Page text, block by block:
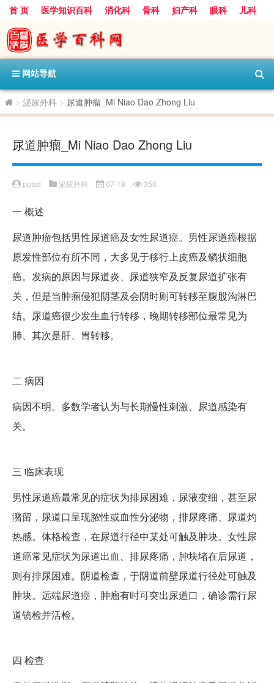
首 页 医学知识百科 消化科 骨科 妇产科 眼科
儿科
心血管病科
呼吸科 神经科
内分泌科
口腔科
网站导航
> 泌尿外科 > 尿道肿瘤_Mi Niao Dao Zhong Liu
尿道肿瘤_Mi Niao Dao Zhong Liu
pptsd 泌尿外科 07-18 350
一 概述
尿道肿瘤包括男性尿道癌及女性尿道癌。男性尿道癌根据
原发性部位有所不同，大多见于移行上皮癌及鳞状细胞
癌。发病的原因与尿道炎、尿道狭窄及反复尿道扩张有
关，但是当肿瘤侵犯阴茎及会阴时则可转移至腹股沟淋巴
结。尿道癌很少发生血行转移，晚期转移部位最常见为
肺、其次是肝、胃转移。
二 病因
病因不明。多数学者认为与长期慢性刺激、尿道感染有
关。
三 临床表现
男性尿道癌最常见的症状为排尿困难，尿液变细，甚至尿
潴留，尿道口呈现脓性或血性分泌物，排尿疼痛、尿道灼
热感。体格检查，在尿道行径中某处可触及肿块。女性尿
道癌常见症状为尿道出血、排尿疼痛，肿块堵在后尿道，
则有排尿困难。阴道检查，于阴道前壁尿道行径处可触及
肿块。远端尿道癌，肿瘤有时可突出尿道口，确诊需行尿
道镜检并活检。
四 检查